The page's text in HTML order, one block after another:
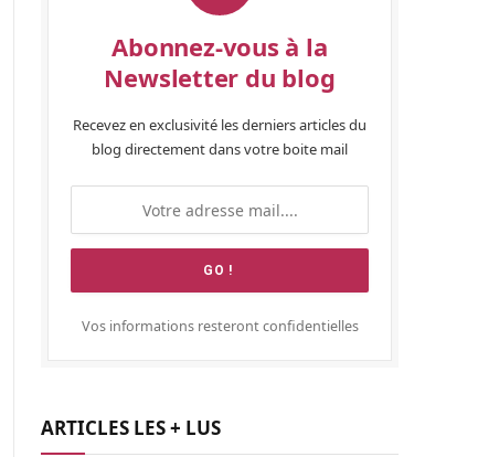
Abonnez-vous à la
Newsletter du blog
Recevez en exclusivité les derniers articles du
blog directement dans votre boite mail
Vos informations resteront confidentielles
ARTICLES LES + LUS